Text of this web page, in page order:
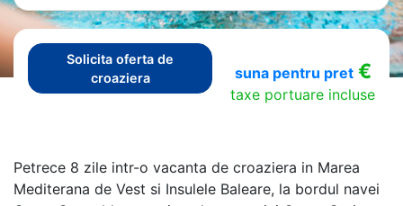
Solicita oferta de
croaziera
suna pentru pret€
taxe portuare incluse
Petrece 8 zile intr-o vacanta de croaziera in Marea
Mediterana de Vest si Insulele Baleare, la bordul navei